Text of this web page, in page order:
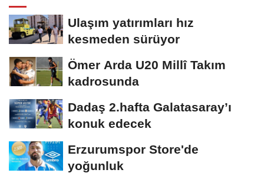
Ulaşım yatırımları hız
kesmeden sürüyor
Ömer Arda U20 Millî Takım
kadrosunda
Dadaş 2.hafta Galatasaray’ı
konuk edecek
Erzurumspor Store'de
yoğunluk